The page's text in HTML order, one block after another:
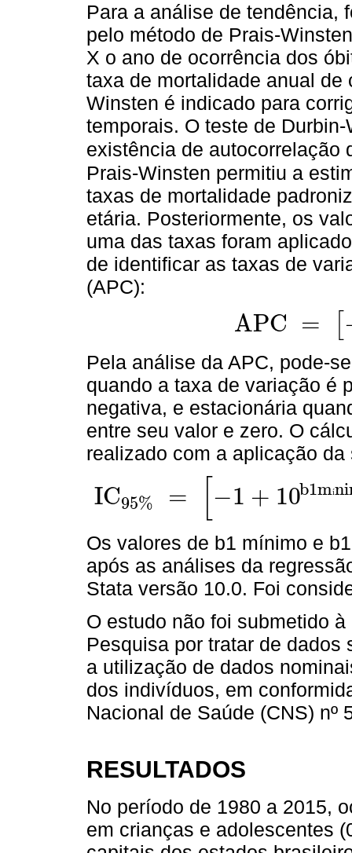
Para a análise de tendência,
pelo método de Prais-
X o ano de ocorrência dos
taxa de mortalidade anual
Winsten é indicado para
temporais. O teste de
existência de autocorrelação
Prais-Winsten permitiu a
taxas de mortalidade
etária. Posteriormente, os
uma das taxas foram
de identificar as taxas de
(APC):
APC =
APC = [-1+ b1]* %
Pela análise da APC, pode-
quando a taxa de variação é
negativa, e estacionária
entre seu valor e zero. O
realizado com a aplicação
IC95% = −1 + 10b1míni
IC95% = [-1 10b1m mo]*100 %; [- +10b
Os valores de b1 mínimo e
após as análises da
Stata versão 10.0. Foi
O estudo não foi submetido
Pesquisa por tratar de
a utilização de dados
dos indivíduos, em
Nacional de Saúde (CNS) nº
RESULTADOS
No período de 1980 a 2015,
em crianças e adolescentes